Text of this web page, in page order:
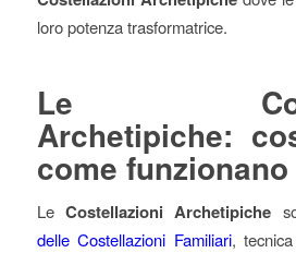
loro potenza trasformatrice.
Le
Archetipiche:
come funzionano
Le Costellazioni Archetipiche
delle Costellazioni Familiari,